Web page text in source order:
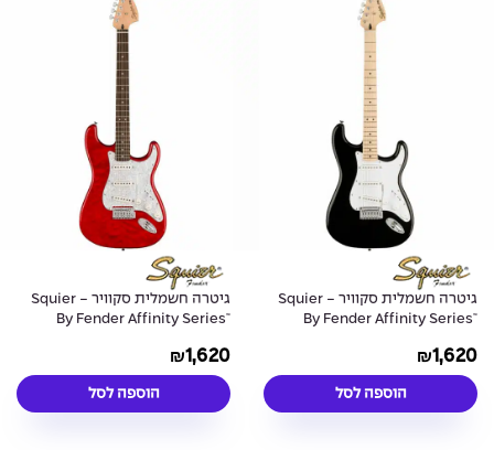
גיטרה חשמלית סקוויר - Squier
By Fender Affinity Series™
₪1,620
הוספה לסל
גיטרה חשמלית סקוויר - Squier
By Fender Affinity Series™
Crimson Red Transparent
₪1,620
הוספה לסל